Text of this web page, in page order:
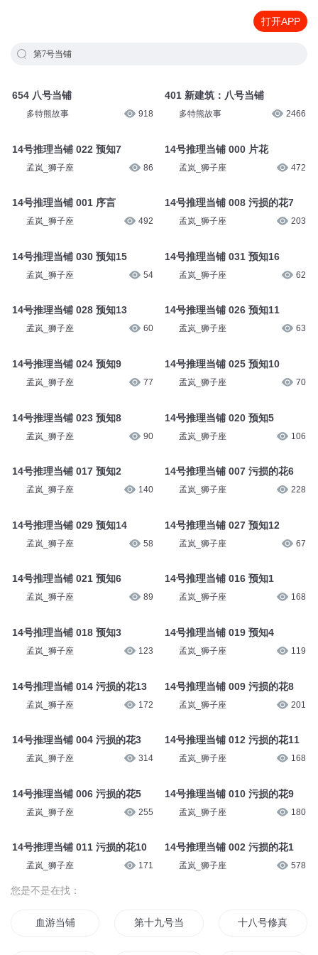
打开APP
第7号当铺
654 八号当铺
多特熊故事 918
14号推理当铺 022 预知7
孟岚_狮子座 86
14号推理当铺 001 序言
孟岚_狮子座 492
14号推理当铺 030 预知15
孟岚_狮子座 54
14号推理当铺 028 预知13
孟岚_狮子座 60
14号推理当铺 024 预知9
孟岚_狮子座 77
14号推理当铺 023 预知8
孟岚_狮子座 90
14号推理当铺 017 预知2
孟岚_狮子座 140
14号推理当铺 029 预知14
孟岚_狮子座 58
14号推理当铺 021 预知6
孟岚_狮子座 89
14号推理当铺 018 预知3
孟岚_狮子座 123
14号推理当铺 014 污损的花13
孟岚_狮子座 172
14号推理当铺 004 污损的花3
孟岚_狮子座 314
14号推理当铺 006 污损的花5
孟岚_狮子座 255
14号推理当铺 011 污损的花10
孟岚_狮子座 171
401 新建筑：八号当铺
多特熊故事 2466
14号推理当铺 000 片花
孟岚_狮子座 472
14号推理当铺 008 污损的花7
孟岚_狮子座 203
14号推理当铺 031 预知16
孟岚_狮子座 62
14号推理当铺 026 预知11
孟岚_狮子座 63
14号推理当铺 025 预知10
孟岚_狮子座 70
14号推理当铺 020 预知5
孟岚_狮子座 106
14号推理当铺 007 污损的花6
孟岚_狮子座 228
14号推理当铺 027 预知12
孟岚_狮子座 67
14号推理当铺 016 预知1
孟岚_狮子座 168
14号推理当铺 019 预知4
孟岚_狮子座 119
14号推理当铺 009 污损的花8
孟岚_狮子座 201
14号推理当铺 012 污损的花11
孟岚_狮子座 168
14号推理当铺 010 污损的花9
孟岚_狮子座 180
14号推理当铺 002 污损的花1
孟岚_狮子座 578
您是不是在找：
血游当铺 第十九号当铺 十八号修真当铺